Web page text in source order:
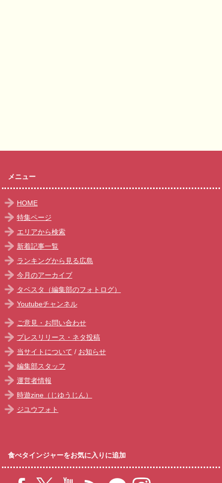
メニュー
HOME
特集ページ
エリアから検索
新着記事一覧
ランキングから見る広島
今月のアーカイブ
タベスタ（編集部のフォトログ）
Youtubeチャンネル
ご意見・お問い合わせ
プレスリリース・ネタ投稿
当サイトについて / お知らせ
編集部スタッフ
運営者情報
時遊zine（じゆうじん）
ジユウフォト
食べタインジャーをお気に入りに追加